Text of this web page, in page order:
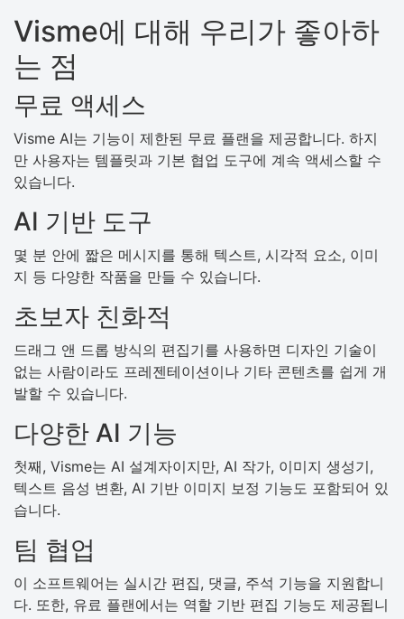
Visme에 대해 우리가 좋아하
는 점
무료 액세스
Visme AI는 기능이 제한된 무료 플랜을 제공합니다. 하지
만 사용자는 템플릿과 기본 협업 도구에 계속 액세스할 수
있습니다.
AI 기반 도구
몇 분 안에 짧은 메시지를 통해 텍스트, 시각적 요소, 이미
지 등 다양한 작품을 만들 수 있습니다.
초보자 친화적
드래그 앤 드롭 방식의 편집기를 사용하면 디자인 기술이
없는 사람이라도 프레젠테이션이나 기타 콘텐츠를 쉽게 개
발할 수 있습니다.
다양한 AI 기능
첫째, Visme는 AI 설계자이지만, AI 작가, 이미지 생성기,
텍스트 음성 변환, AI 기반 이미지 보정 기능도 포함되어 있
습니다.
팀 협업
이 소프트웨어는 실시간 편집, 댓글, 주석 기능을 지원합니
다. 또한, 유료 플랜에서는 역할 기반 편집 기능도 제공됩니